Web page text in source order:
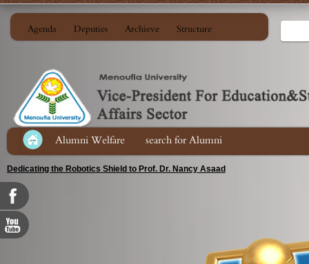
Agenda Deputies Archieve Structure
Alumni Welfare search for Alumni
Dedicating the Robotics Shield to Prof. Dr. Nancy Asaad